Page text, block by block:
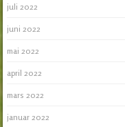
juli 2022
juni 2022
mai 2022
april 2022
mars 2022
januar 2022